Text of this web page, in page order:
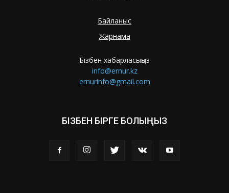
Байланыс
Жарнама
Бізбен хабарласыңыз
info@ernur.kz
ernurinfo@gmail.com
БІЗБЕН БІРГЕ БОЛЫҢЫЗ